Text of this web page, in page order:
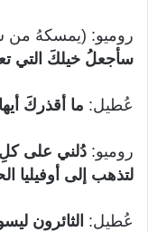
روميو: (يمسكهُ من
سأجعلُ خيلكَ التي
عُطيل: ما أقذركَ
روميو: دُلني على
لتذهب إلى أوفيليا
عُطيل: الثائرون